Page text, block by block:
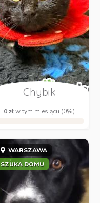
Chybik
0 złw tym miesiącu (0%)
WARSZAWA
SZUKA DOMU